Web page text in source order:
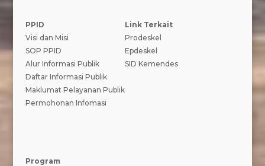
PPID
Visi dan Misi
SOP PPID
Alur Informasi Publik
Daftar Informasi Publik
Maklumat Pelayanan Publik
Permohonan Infomasi
Link Terkait
Prodeskel
Epdeskel
SID Kemendes
Program